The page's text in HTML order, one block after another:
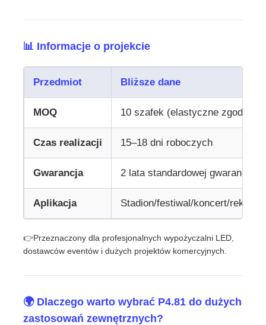
Płyty wyświetleniowe LED zewnętrzne
📊 Informacje o projekcie
Przedmiot Bliższe dane
MOQ 10 szafek (elastyczne zgodnie
Czas realizacji 15–18 dni roboczych
Gwarancja 2 lata standardowej gwarancji
Aplikacja Stadion/festiwal/koncert/
👉Przeznaczony dla profesjonalnych wypożyczalni LED,
dostawców eventów i dużych projektów komercyjnych.
🌍 Dlaczego warto wybrać P4.81 do dużych
zastosowań zewnętrznych?